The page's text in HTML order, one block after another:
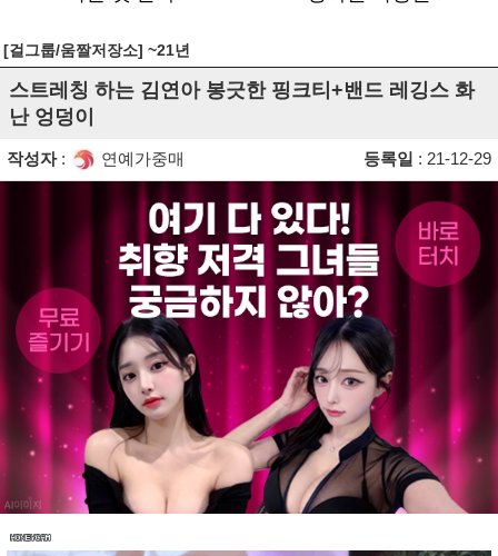
[걸그룹/움짤저장소] ~21년
스트레칭 하는 김연아 봉긋한 핑크티+밴드 레깅스 화
난 엉덩이
작성자: 연예가중매 등록일 : 21-12-29